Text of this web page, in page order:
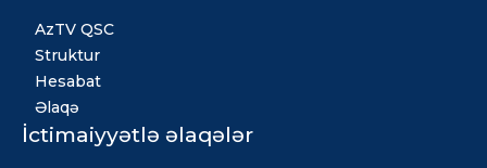
AzTV QSC
Struktur
Hesabat
Əlaqə
İctimaiyyətlə əlaqələr